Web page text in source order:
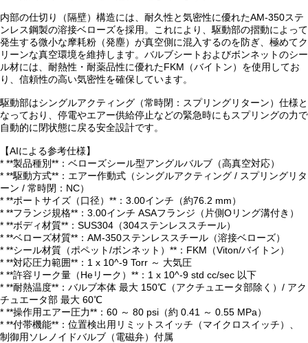
内部の仕切り（隔壁）構造には、耐久性と気密性に優れたAM-350ステ
ンレス鋼製の溶接ベローズを採用。これにより、駆動部の摺動によって
発生する微小な摩耗粉（発塵）が真空側に混入するのを防ぎ、極めてク
リーンな真空環境を維持します。バルブシートおよびボンネットのシー
ル材には、耐熱性・耐薬品性に優れたFKM（バイトン）を使用してお
り、信頼性の高い気密性を確保しています。
駆動部はシングルアクティング（常時閉：スプリングリターン）仕様と
なっており、停電やエアー供給停止などの緊急時にもスプリングの力で
自動的に閉状態に戻る安全設計です。
【AIによる参考仕様】
* **製品種別**：ベローズシール型アングルバルブ（高真空対応）
* **駆動方式**：エアー作動式（シングルアクティング / スプリングリタ
ーン / 常時閉：NC）
* **ポートサイズ（口径）**：3.00インチ（約76.2 mm）
* **フランジ規格**：3.00インチ ASAフランジ（片側Oリング溝付き）
* **ボディ材質**：SUS304（304ステンレススチール）
* **ベローズ材質**：AM-350ステンレススチール（溶接ベローズ）
* **シール材質（ポペット/ボンネット）**：FKM（Viton/バイトン）
* **対応圧力範囲**：1 x 10^-9 Torr ～ 大気圧
* **許容リーク量（Heリーク）**：1 x 10^-9 std cc/sec 以下
* **耐熱温度**：バルブ本体 最大 150℃（アクチュエータ部除く）/ アク
チュエータ部 最大 60℃
* **操作用エアー圧力**：60 ～ 80 psi（約 0.41 ～ 0.55 MPa）
* **付帯機能**：位置検出用リミットスイッチ（マイクロスイッチ）、
制御用ソレノイドバルブ（電磁弁）付属